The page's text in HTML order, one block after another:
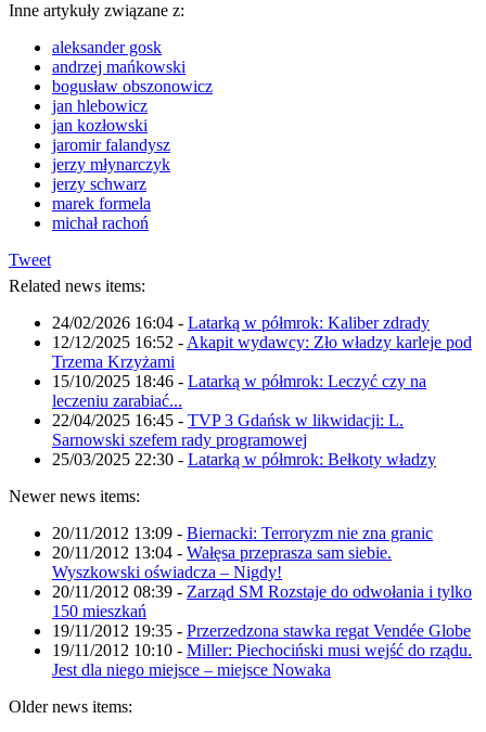
Inne artykuły związane z:
aleksander gosk
andrzej mańkowski
bogusław obszonowicz
jan hlebowicz
jan kozłowski
jaromir falandysz
jerzy młynarczyk
jerzy schwarz
marek formela
michał rachoń
Tweet
Related news items:
24/02/2026 16:04 - Latarką w półmrok: Kaliber zdrady
12/12/2025 16:52 - Akapit wydawcy: Zło władzy karleje pod
Trzema Krzyżami
15/10/2025 18:46 - Latarką w półmrok: Leczyć czy na
leczeniu zarabiać...
22/04/2025 16:45 - TVP 3 Gdańsk w likwidacji: L.
Sarnowski szefem rady programowej
25/03/2025 22:30 - Latarką w półmrok: Bełkoty władzy
Newer news items:
20/11/2012 13:09 - Biernacki: Terroryzm nie zna granic
20/11/2012 13:04 - Wałęsa przeprasza sam siebie.
Wyszkowski oświadcza – Nigdy!
20/11/2012 08:39 - Zarząd SM Rozstaje do odwołania i tylko
150 mieszkań
19/11/2012 19:35 - Przerzedzona stawka regat Vendée Globe
19/11/2012 10:10 - Miller: Piechociński musi wejść do rządu.
Jest dla niego miejsce – miejsce Nowaka
Older news items: